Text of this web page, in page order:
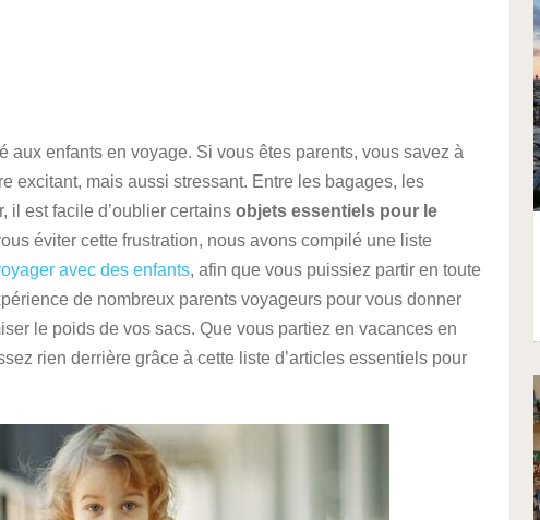
aux enfants en voyage. Si vous êtes parents, vous savez à
excitant, mais aussi stressant. Entre les bagages, les
il est facile d’oublier certains objets essentiels pour le
éviter cette frustration, nous avons compilé une liste
avec des enfants, afin que vous puissiez partir en toute
de nombreux parents voyageurs pour vous donner
le poids de vos sacs. Que vous partiez en vacances en
rien derrière grâce à cette liste d’articles essentiels pour